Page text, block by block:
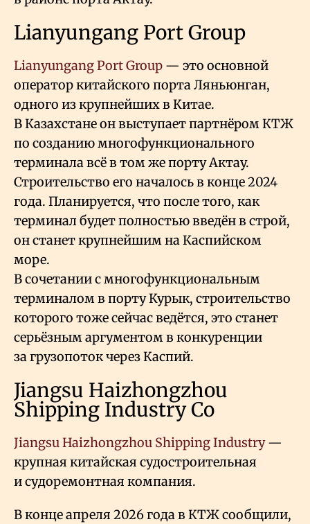
Lianyungang Port Group
Lianyungang Port Group — это основной
оператор китайского порта Ляньюнган,
одного из крупнейших в Китае.
В Казахстане он выступает партнёром КТЖ
по созданию многофункционального
терминала всё в том же порту Актау.
Строительство его началось в конце 2024
года. Планируется, что после того, как
терминал будет полностью введён в строй,
он станет крупнейшим на Каспийском
море.
В сочетании с многофункциональным
терминалом в порту Курык, строительство
которого тоже сейчас ведётся, это станет
серьёзным аргументом в конкуренции
за грузопоток через Каспий.
Jiangsu Haizhongzhou
Shipping Industry Co
Jiangsu Haizhongzhou Shipping Industry—
крупная китайская судостроительная
и судоремонтная компания.
В конце апреля 2026 года в КТЖ сообщили,